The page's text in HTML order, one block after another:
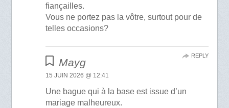
fiançailles.
Vous ne portez pas la vôtre, surtout pour de
telles occasions?
Mayg
15 JUIN 2026 @ 12:41
Une bague qui à la base est issue d’un
mariage malheureux.
REPLY